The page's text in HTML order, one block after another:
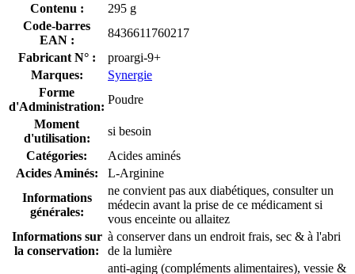
Contenu :
295 g
Code-barres
EAN :
8436611760217
Fabricant N° :
proargi-9+
Marques:
Synergie
Forme
d'Administration:
Poudre
Moment
d'utilisation:
si besoin
Catégories:
Acides aminés
Acides Aminés:
L-Arginine
Informations
générales:
ne convient pas aux diabétiques, consulter un
médecin avant la prise de ce médicament si
vous enceinte ou allaitez
Informations sur
la conservation:
à conserver dans un endroit frais, sec & à l'abri
de la lumière
anti-aging (compléments alimentaires), vessie &